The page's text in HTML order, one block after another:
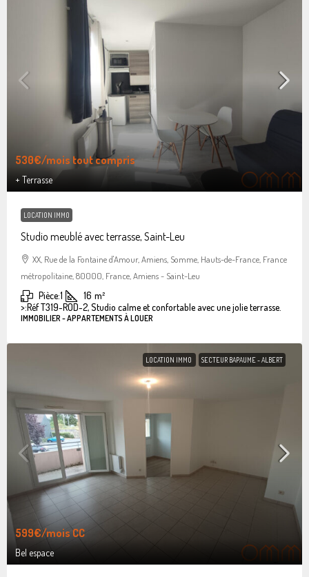
530€/mois tout compris
+ Terrasse
LOCATION IMMO
Studio meublé avec terrasse, Saint-Leu
XX, Rue de la Fontaine d'Amour, Amiens, Somme, Hauts-de-France, France
métropolitaine, 80000, France, Amiens - Saint-Leu
Pièce:1 16 m²
>:Réf T319-ROD-2, Studio calme et confortable avec une jolie terrasse.
IMMOBILIER - APPARTEMENTS À LOUER
LOCATION IMMO SECTEUR BAPAUME - ALBERT
599€/mois CC
Bel espace